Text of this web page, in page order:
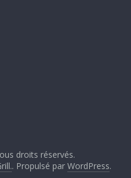
droits réservés.
. Propulsé parWordPress.